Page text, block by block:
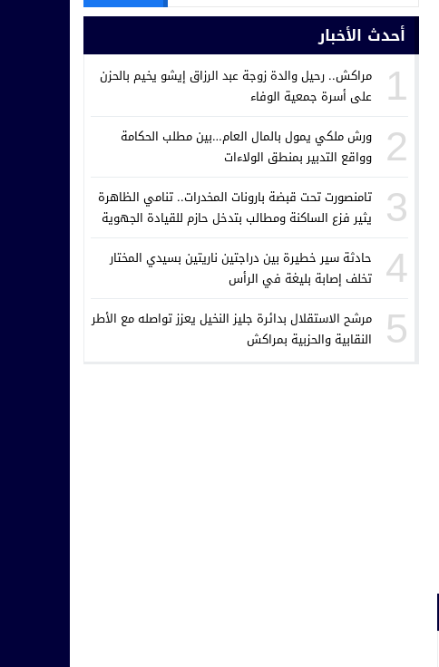
أحدث الأخبار
1
مراكش.. رحيل والدة زوجة عبد الرزاق إيشو يخيم بالحزن
على أسرة جمعية الوفاء
2
ورش ملكي يمول بالمال العام…بين مطلب الحكامة
وواقع التدبير بمنطق الولاءات
3
تامنصورت تحت قبضة بارونات المخدرات.. تنامي الظاهرة
يثير فزع الساكنة ومطالب بتدخل حازم للقيادة الجهوية
4
حادثة سير خطيرة بين دراجتين ناريتين بسيدي المختار
تخلف إصابة بليغة في الرأس
5
مرشح الاستقلال بدائرة جليز النخيل يعزز تواصله مع الأطر
النقابية والحزبية بمراكش